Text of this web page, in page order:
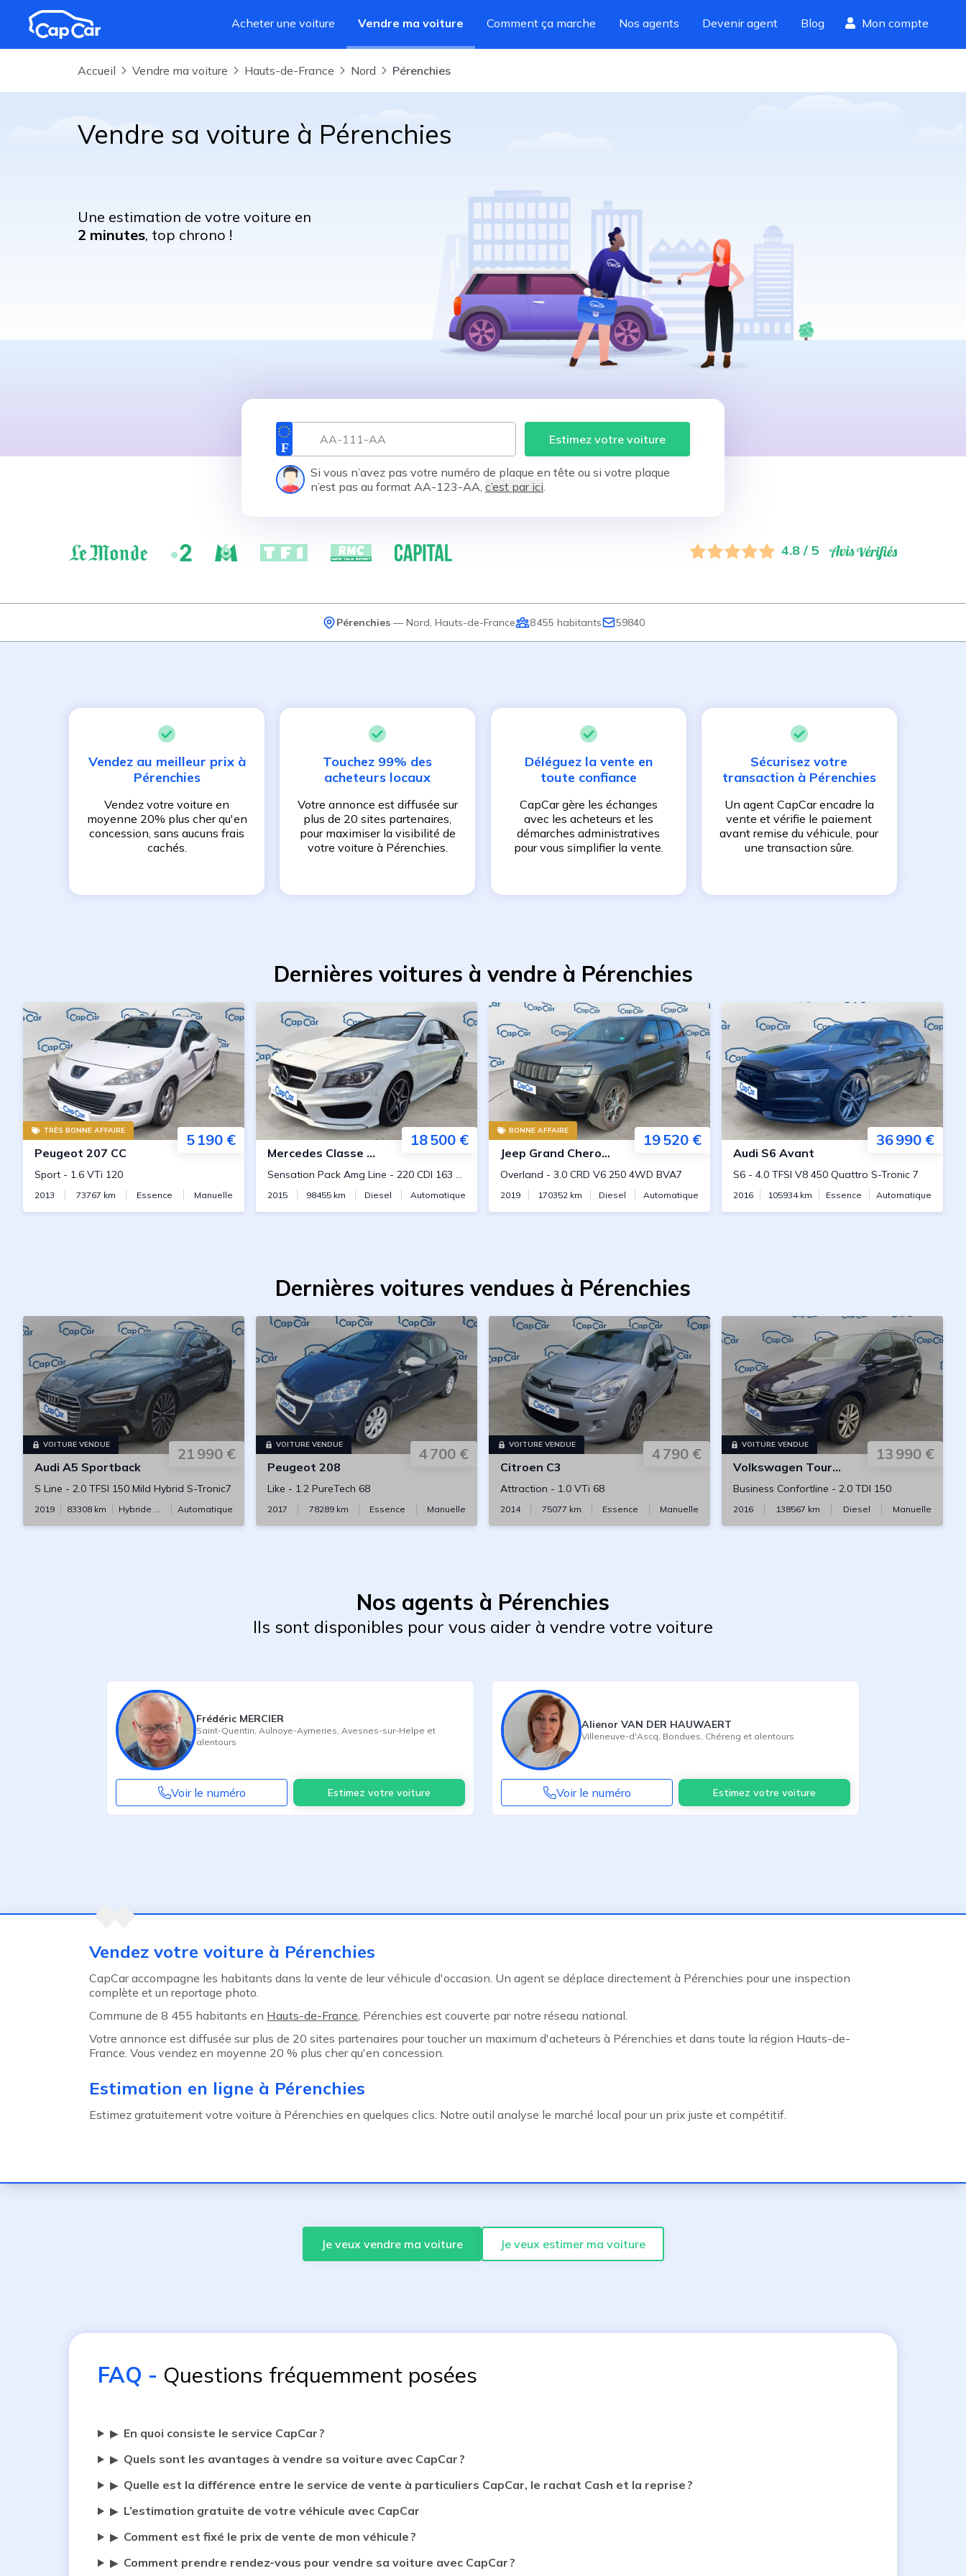
Aller au contenu principal
Acheter une voiture
Vendre ma voiture Comment ça marche Nos agents Devenir agent Blog Mon compte
Accueil Vendre ma voiture Hauts-de-France Nord Pérenchies
Vendre sa voiture à Pérenchies
Une estimation de votre voiture en
2 minutes, top chrono !
Estimez votre voiture
Si vous n’avez pas votre numéro de plaque en tête ou si votre plaque
n’est pas au format AA-123-AA, c’est par ici.
4.8 / 5
Pérenchies— Nord Hauts-de-France 8 455 habitants 59840
Vendez au meilleur prix à
Pérenchies
Vendez votre voiture en
moyenne 20% plus cher qu'en
concession, sans aucuns frais
cachés.
Touchez 99% des
acheteurs locaux
Votre annonce est diffusée sur
plus de 20 sites partenaires,
pour maximiser la visibilité de
votre voiture à Pérenchies.
Déléguez la vente en
toute confiance
CapCar gère les échanges
avec les acheteurs et les
démarches administratives
pour vous simplifier la vente.
Sécurisez votre
transaction à Pérenchies
Un agent CapCar encadre la
vente et vérifie le paiement
avant remise du véhicule, pour
une transaction sûre.
Dernières voitures à vendre à Pérenchies
TRÈS BONNE AFFAIRE
5 190 €
Peugeot 207 CC
Sport - 1.6 VTi 120
2013 73767 km Essence Manuelle
18 500 €
Mercedes Classe CLA Shooting Brake
Sensation Pack Amg Line - 220 CDI 163 7G-DCT
2015 98455 km Diesel Automatique
BONNE AFFAIRE
19 520 €
Jeep Grand Cherokee
Overland - 3.0 CRD V6 250 4WD BVA7
2019 170352km Diesel Automatique
36 990 €
Audi S6 Avant
S6 - 4.0 TFSI V8 450 Quattro S-Tronic 7
2016 105934km Essence Automatique
Dernières voitures vendues à Pérenchies
VOITURE VENDUE
21 990 €
Audi A5 Sportback
S Line - 2.0 TFSI 150 Mild Hybrid S-Tronic7
2019 83308 km Hybride essence Automatique
VOITURE VENDUE
4 700 €
Peugeot 208
Like - 1.2 PureTech 68
2017 78289km Essence Manuelle
VOITURE VENDUE
4 790 €
Citroen C3
Attraction - 1.0 VTi 68
2014 75077 km Essence Manuelle
VOITURE VENDUE
13 990 €
Volkswagen Touran
Business Confortline - 2.0 TDI 150
2016 138567 km Diesel Manuelle
Nos agents à Pérenchies
Ils sont disponibles pour vous aider à vendre votre voiture
Frédéric MERCIER
Saint-Quentin Aulnoye-Aymeries Avesnes-sur-Helpe et
alentours
Voir le numéro Estimez votre voiture
Alienor VAN DER HAUWAERT
Villeneuve-d'Ascq Bondues Chéreng et alentours
Voir le numéro Estimez votre voiture
Agent précédentVendez votre voiture à Pérenchies
CapCar accompagne les habitants dans la vente de leur véhicule d'occasion. Un agent se déplace directement à Pérenchies pour une inspection
complète et un reportage photo.
Commune de 8 455 habitants en Hauts-de-France, Pérenchies est couverte par notre réseau national.
Votre annonce est diffusée sur plus de 20 sites partenaires pour toucher un maximum d'acheteurs à Pérenchies et dans toute la région Hauts-de-
France. Vous vendez en moyenne 20 % plus cher qu'en concession.
Estimation en ligne à Pérenchies
Estimez gratuitement votre voiture à Pérenchies en quelques clics. Notre outil analyse le marché local pour un prix juste et compétitif.
Je veux vendre ma voiture Je veux estimer ma voiture
FAQ - Questions fréquemment posées
▶ En quoi consiste le service CapCar ?
▶ Quels sont les avantages à vendre sa voiture avec CapCar ?
▶ Quelle est la différence entre le service de vente à particuliers CapCar, le rachat Cash et la reprise ?
▶ L’estimation gratuite de votre véhicule avec CapCar
▶ Comment est fixé le prix de vente de mon véhicule ?
▶ Comment prendre rendez-vous pour vendre sa voiture avec CapCar ?